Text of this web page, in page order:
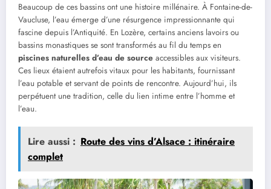
Beaucoup de ces bassins ont une histoire millénaire. À Fontaine-de-
Vaucluse, l’eau émerge d’une résurgence impressionnante qui
fascine depuis l’Antiquité. En Lozère, certains anciens lavoirs ou
bassins monastiques se sont transformés au fil du temps en
piscines naturelles d’eau de source accessibles aux visiteurs.
Ces lieux étaient autrefois vitaux pour les habitants, fournissant
l’eau potable et servant de points de rencontre. Aujourd’hui, ils
perpétuent une tradition, celle du lien intime entre l’homme et
l’eau.
Lire aussi : Route des vins d’Alsace : itinéraire
complet